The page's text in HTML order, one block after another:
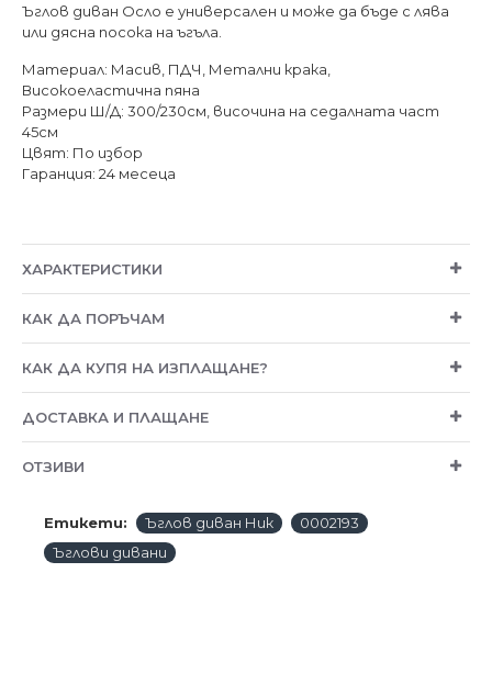
Ъглов диван Осло е универсален и може да бъде с лява
или дясна посока на ъгъла.
Материал: Масив, ПДЧ, Метални крака,
Високоеластична пяна
Размери Ш/Д: 300/230см, височина на седалната част
45см
Цвят: По избор
Гаранция: 24 месеца
ХАРАКТЕРИСТИКИ
КАК ДА ПОРЪЧАМ
КАК ДА КУПЯ НА ИЗПЛАЩАНЕ?
ДОСТАВКА И ПЛАЩАНЕ
ОТЗИВИ
Етикети: Ъглов диван Ник
0002193
Ъглови дивани